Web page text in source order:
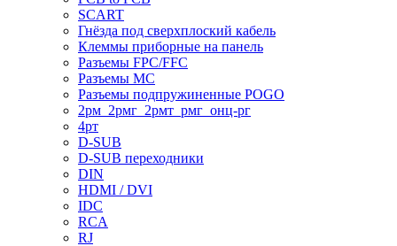
SCART
Гнёзда под сверхплоский кабель
Клеммы приборные на панель
Разъемы FPC/FFC
Разъемы MC
Разъемы подпружиненные POGO
2рм_2рмг_2рмт_рмг_онц-рг
4рт
D-SUB
D-SUB переходники
DIN
HDMI / DVI
IDC
RCA
RJ